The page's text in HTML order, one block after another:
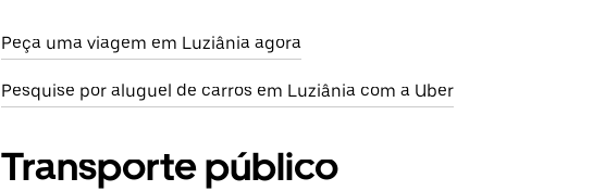
Peça uma viagem em Luziânia agora
Pesquise por aluguel de carros em Luziânia com a Uber
Transporte público